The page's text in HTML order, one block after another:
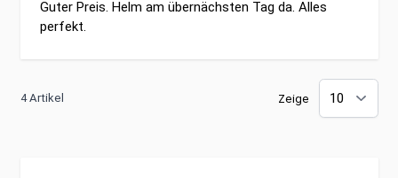
Guter Preis. Helm am übernächsten Tag da. Alles
perfekt.
4 Artikel Zeige